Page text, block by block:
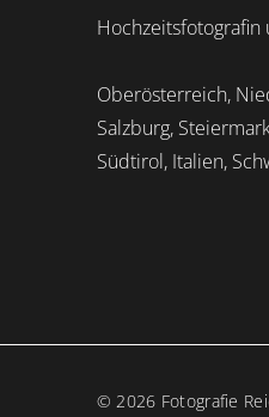
Oberösterreich,
Salzburg,
Südtirol, Italien,
© 2026 Fotografie